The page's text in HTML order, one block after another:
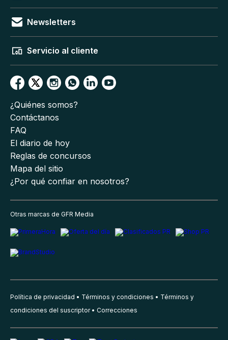
Newsletters
Servicio al cliente
¿Quiénes somos?
Contáctanos
FAQ
El diario de hoy
Reglas de concursos
Mapa del sitio
¿Por qué confiar en nosotros?
Otras marcas de GFR Media
Política de privacidad Términos y condiciones
Términos y
condiciones del suscriptor
Correcciones